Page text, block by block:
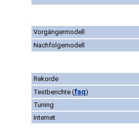
Vorgängermodell
Nachfolgemodell
Rekorde
Testberichte (faq)
Tuning
Internet